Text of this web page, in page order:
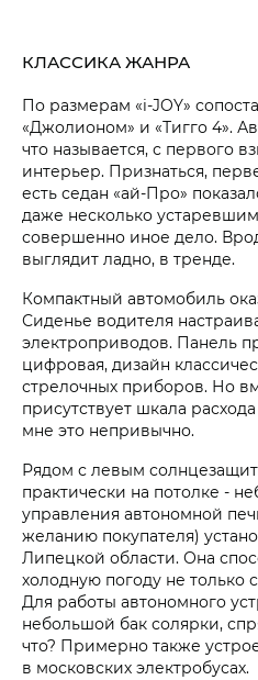
КЛАССИКА ЖАНРА
По размерам «i‑JOY»
«Джолионом» и «Тигго 4».
что называется, с первого
интерьер. Признаться,
есть седан «ай-Про»
даже несколько
совершенно иное дело.
выглядит ладно, в тренде.
Компактный автомобиль
Сиденье водителя
электроприводов. Панель
цифровая, дизайн
стрелочных приборов. Но
присутствует шкала
мне это непривычно.
Рядом с левым
практически на потолке -
управления автономной
желанию покупателя)
Липецкой области. Она
холодную погоду не только
Для работы автономного
небольшой бак солярки,
что? Примерно также
в московских электробусах.